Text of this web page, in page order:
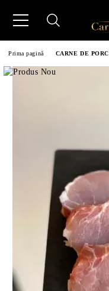
Prima pagină CARNE DE PORC